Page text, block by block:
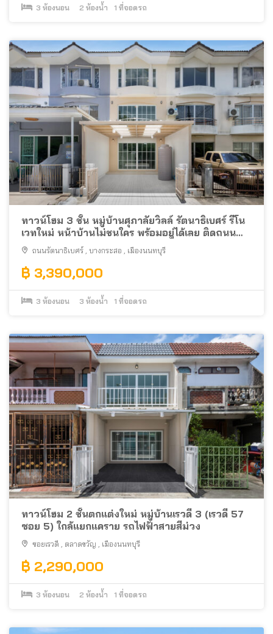
3 ห้องนอน 2 ห้องน้ำ 1 ที่จอดรถ
ทาวน์โฮม 3 ชั้น หมู่บ้านศุภาลัยวิลล์ รัตนาธิเบศร์ รีโน
เวทใหม่ หน้าบ้านไม่ชนใคร พร้อมอยู่ได้เลย ติดถนน
รัตนาธิเบศร์ ใกล้รถไฟฟ้า
ถนนรัตนาธิเบศร์ บางกระสอ เมืองนนทบุรี
฿ 3,390,000
3 ห้องนอน 3 ห้องน้ำ 1 ที่จอดรถ
ทาวน์โฮม 2 ชั้นตกแต่งใหม่ หมู่บ้านเรวดี 3 (เรวดี 57
ซอย 5) ใกล้แยกแคราย รถไฟฟ้าสายสีม่วง
ซอยเรวดี ตลาดขวัญ เมืองนนทบุรี
฿ 2,290,000
3 ห้องนอน 2 ห้องน้ำ 1 ที่จอดรถ